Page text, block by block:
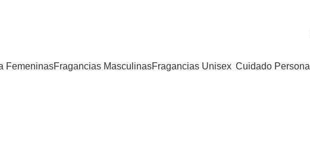
FemeninasFragancias MasculinasFragancias Unisex Cuidado Personal